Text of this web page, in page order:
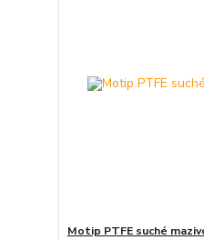
Motip PTFE suché